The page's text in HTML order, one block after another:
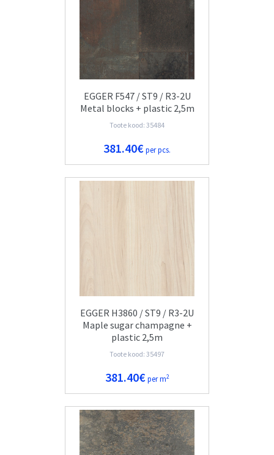
EGGER F547 / ST9 / R3-2U
Metal blocks + plastic 2,5m
Toote kood: 35484
381.40€per pcs.
EGGER H3860 / ST9 / R3-2U
Maple sugar champagne +
plastic 2,5m
Toote kood: 35497
381.40€ per m2